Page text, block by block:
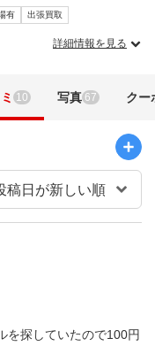
有 出張買取
詳細情報を見る
10 写真 67 クー
を探していたので100円